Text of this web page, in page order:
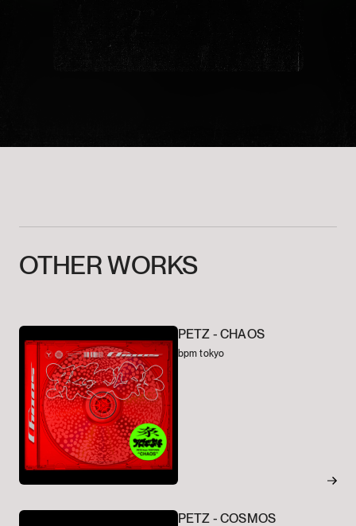
OTHERWORKS
PETZ -CHAOS
bpm tokyo
PETZ -COSMOS